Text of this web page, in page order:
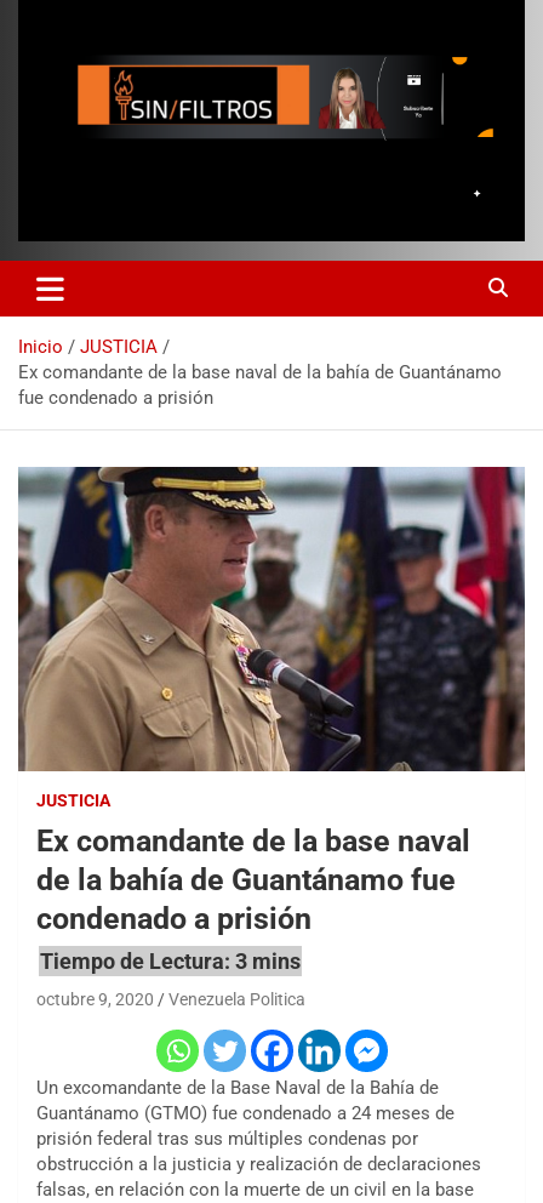
Inicio
JUSTICIA
Ex comandante de la base naval de la bahía de Guantánamo
fue condenado a prisión
JUSTICIA
Ex comandante de la base naval
de la bahía de Guantánamo fue
condenado a prisión
octubre 9, 2020 Venezuela Politica
Un excomandante de la Base Naval de la Bahía de
Guantánamo (GTMO) fue condenado a 24 meses de
prisión federal tras sus múltiples condenas por
obstrucción a la justicia y realización de declaraciones
falsas, en relación con la muerte de un civil en la base